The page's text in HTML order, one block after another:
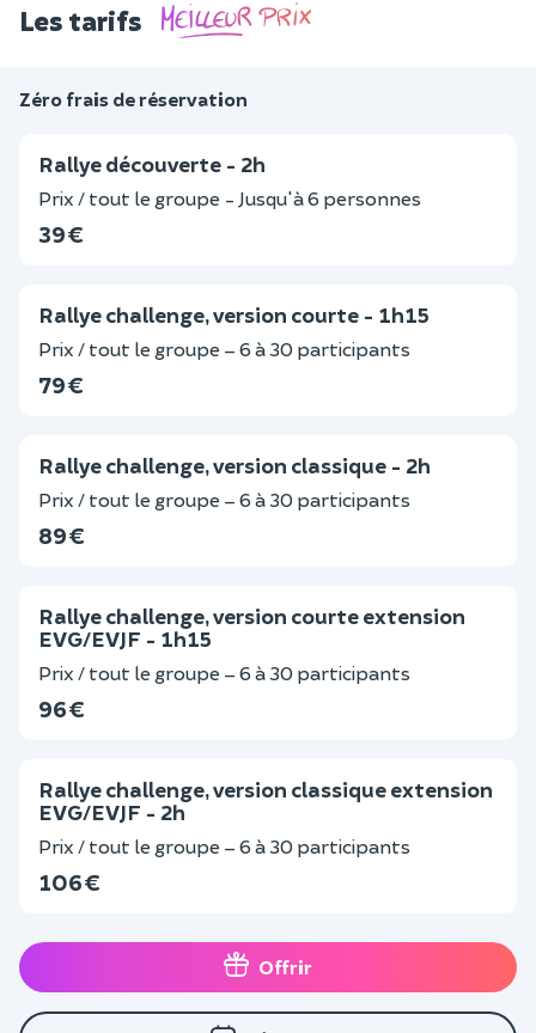
Les tarifs
Zéro frais de réservation
Rallye découverte - 2h
Prix / tout le groupe - Jusqu'à 6 personnes
39 €
Rallye challenge, version courte - 1h15
Prix / tout le groupe – 6 à 30 participants
79 €
Rallye challenge, version classique - 2h
Prix / tout le groupe – 6 à 30 participants
89 €
Rallye challenge, version courte extension
EVG/EVJF - 1h15
Prix / tout le groupe – 6 à 30 participants
96 €
Rallye challenge, version classique extension
EVG/EVJF - 2h
Prix / tout le groupe – 6 à 30 participants
106 €
Offrir